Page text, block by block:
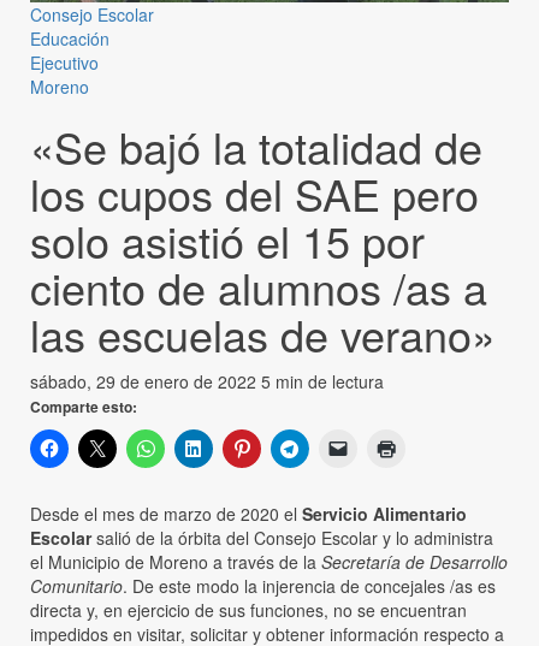
Consejo Escolar
Educación
Ejecutivo
Moreno
«Se bajó la totalidad de
los cupos del SAE pero
solo asistió el 15 por
ciento de alumnos /as a
las escuelas de verano»
sábado, 29 de enero de 2022 5 min de lectura
Comparte esto:
Desde el mes de marzo de 2020 el Servicio Alimentario
Escolarsalió de la órbita del Consejo Escolar y lo administra
el Municipio de Moreno a través de la Secretaría de Desarrollo
Comunitario. De este modo la injerencia de concejales /as es
directa y, en ejercicio de sus funciones, no se encuentran
impedidos en visitar, solicitar y obtener información respecto a